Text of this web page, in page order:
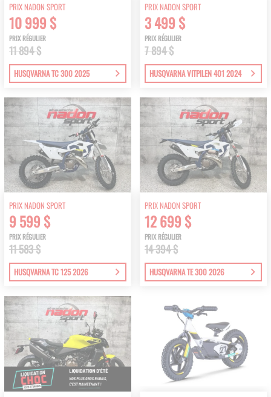
PRIX NADON SPORT
10 999 $
PRIX RÉGULIER
11 894 $
HUSQVARNA TC 300 2025
PRIX NADON SPORT
3 499 $
PRIX RÉGULIER
7 894 $
HUSQVARNA VITPILEN 401 2024
PRIX NADON SPORT
9 599 $
PRIX RÉGULIER
11 583 $
HUSQVARNA TC 125 2026
PRIX NADON SPORT
12 699 $
PRIX RÉGULIER
14 394 $
HUSQVARNA TE 300 2026